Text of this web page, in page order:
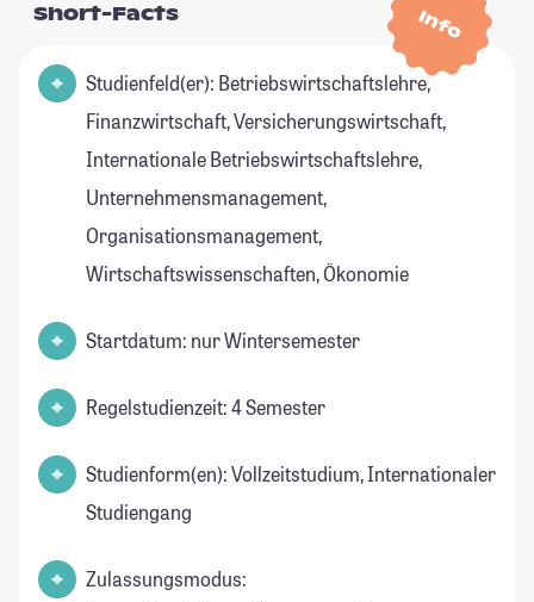
Info
Short-Facts
Studienfeld(er): Betriebswirtschaftslehre,
Finanzwirtschaft, Versicherungswirtschaft,
Internationale Betriebswirtschaftslehre,
Unternehmensmanagement,
Organisationsmanagement,
Wirtschaftswissenschaften, Ökonomie
Startdatum: nur Wintersemester
Regelstudienzeit: 4 Semester
Studienform(en): Vollzeitstudium, Internationaler
Studiengang
Zulassungsmodus: